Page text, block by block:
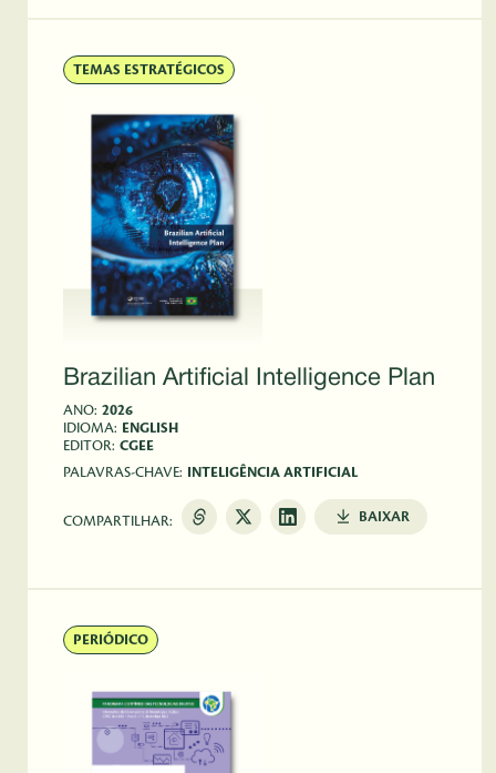
TEMAS ESTRATÉGICOS
Brazilian Artificial Intelligence Plan
ANO: 2026
IDIOMA: ENGLISH
EDITOR: CGEE
PALAVRAS-CHAVE:
INTELIGÊNCIA ARTIFICIAL
COMPARTILHAR: BAIXAR
PERIÓDICO